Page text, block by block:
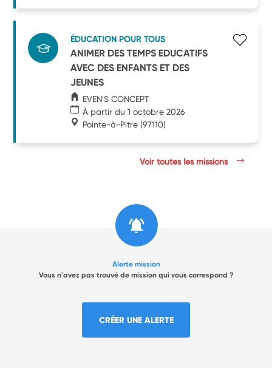
ÉDUCATION POUR TOUS
ANIMER DES TEMPS EDUCATIFS
AVEC DES ENFANTS ET DES
JEUNES
EVEN'S CONCEPT
À partir du 1 octobre 2026
Pointe-à-Pitre (97110)
Voir toutes les missions
Alerte mission
Vous n'avez pas trouvé de mission qui vous correspond ?
CRÉER UNE ALERTE